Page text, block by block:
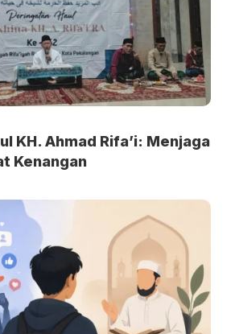
KH. Ahmad Rifa’i: Menjaga
Kenangan